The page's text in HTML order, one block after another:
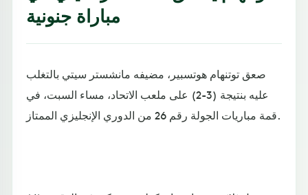
مباراة جنونية
صعق توتنهام هوتسبير، مضيفه مانشستر سيتي بالتغلب
عليه بنتيجة (3-2) على ملعب الاتحاد، مساء السبت، في
قمة مباريات الجولة رقم 26 من الدوري الإنجليزي الممتاز.